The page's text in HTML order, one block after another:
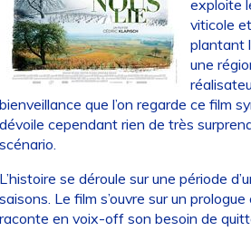
exploite
viticole
plantant
une
que l’on regarde ce film
cependant rien de très
se déroule sur une période
Le film s’ouvre sur un prologue
en voix-off son besoin de